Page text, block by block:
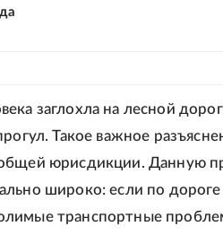
заглохла на лесной
Такое важное
общей юрисдикции. Данную
широко: если по
транспортные